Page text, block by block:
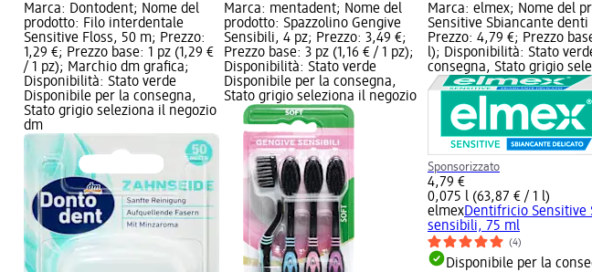
Marca: Dontodent; Nome del
prodotto: Filo interdentale
Sensitive Floss, 50 m; Prezzo:
1,29 €; Prezzo base: 1 pz (1,29 €
/ 1 pz); Marchio dm grafica;
Disponibilità: Stato verde
Disponibile per la consegna,
Stato grigio seleziona il negozio
dm
Marca: mentadent; Nome del
prodotto: Spazzolino Gengive
Sensibili, 4 pz; Prezzo: 3,49 €;
Prezzo base: 3 pz (1,16 € / 1 pz);
Disponibilità: Stato verde
Disponibile per la consegna,
Stato grigio seleziona il negozio
Marca: elmex; Nome del
Sensitive Sbiancante
Prezzo: 4,79 €; Prezzo
l); Disponibilità: Stato
consegna, Stato grigio
Sponsorizzato
4,79 €
0,075 l (63,87 € / 1 l)
elmexDentifricio Sensitive
sensibili, 75 ml
(4)
Disponibile per la